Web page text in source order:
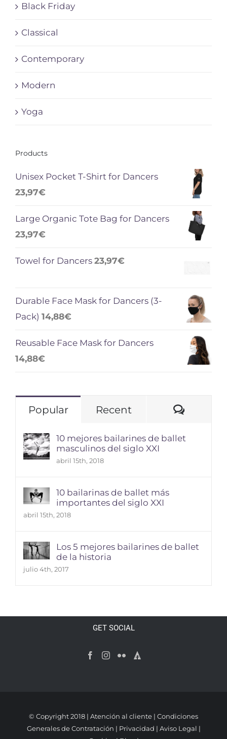
Black Friday
Classical
Contemporary
Modern
Yoga
Products
Unisex Pocket T-Shirt for Dancers
23,97€
Large Organic Tote Bag for Dancers
23,97€
Towel for Dancers 23,97€
Durable Face Mask for Dancers (3-
Pack) 14,88€
Reusable Face Mask for Dancers
14,88€
Popular Recent
10 mejores bailarines de ballet
masculinos del siglo XXI
abril 15th, 2018
10 bailarinas de ballet más
importantes del siglo XXI
abril 15th, 2018
Los 5 mejores bailarines de ballet
de la historia
julio 4th, 2017
GET SOCIAL
© Copyright 2018 | Atención al cliente | Condiciones
Generales de Contratación | Privacidad | Aviso Legal |